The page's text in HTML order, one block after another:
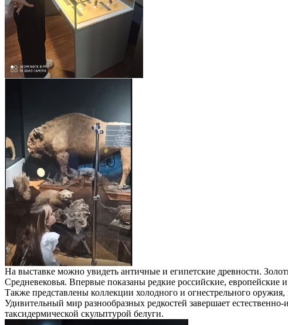
На выставке можно увидеть античные и египетские древности.
Средневековья. Впервые показаны редкие российские,
Также представлены коллекции холодного и огнестрельного
Удивительный мир разнообразных редкостей завершает
таксидермической скульптурой белуги.